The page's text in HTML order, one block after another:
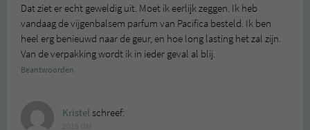
Dat ziet er echt geweldig uit. Moet ik eerlijk zeggen. Ik heb
vandaag de vijgenbalsem parfum van Pacifica besteld. Ik ben
heel erg benieuwd naar de geur, en hoe long lasting het zal zijn.
Van de verpakking wordt ik in ieder geval al blij.
Beantwoorden
Kristel schreef: